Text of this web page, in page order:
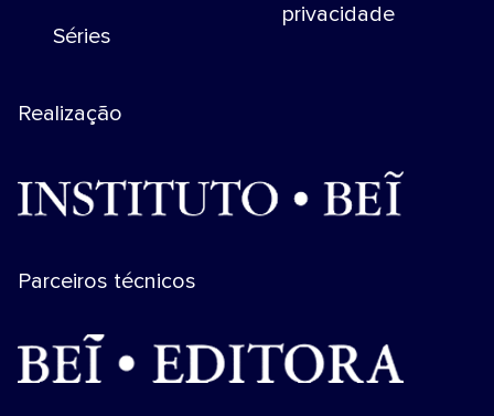
Séries
privacidade
Realização
Parceiros técnicos